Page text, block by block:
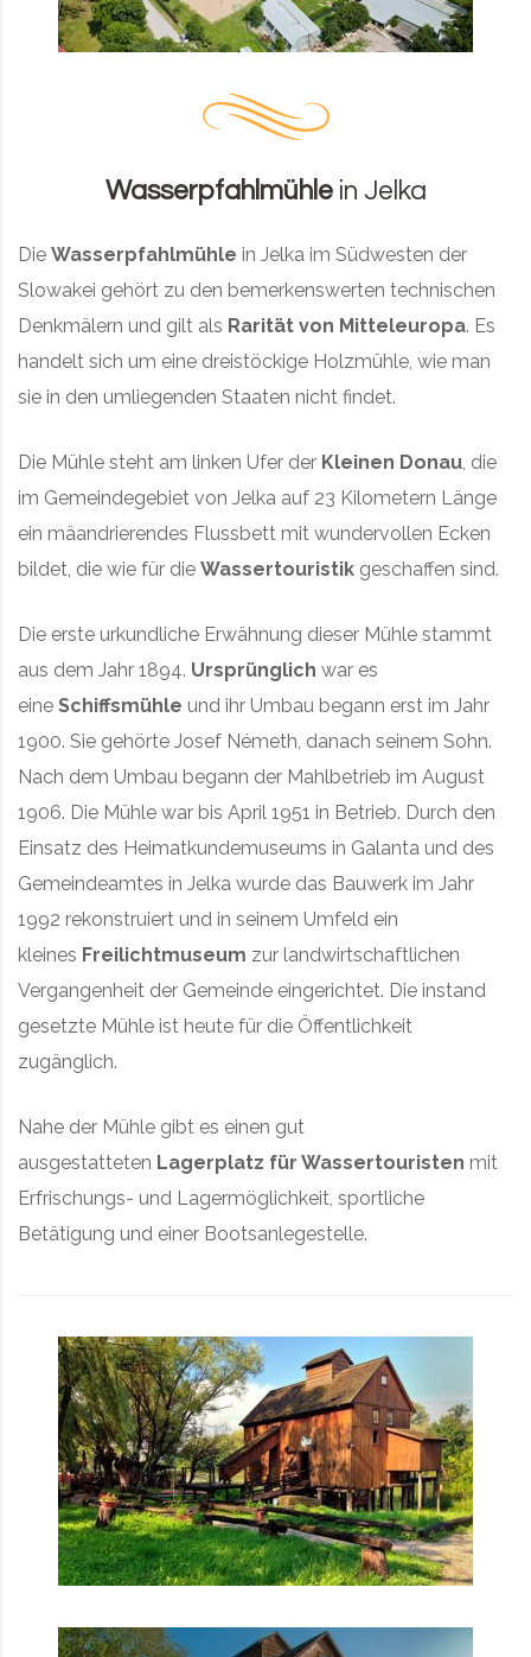
Wasserpfahlmühlein Jelka
Die Wasserpfahlmühle in Jelka im Südwesten der
Slowakei gehört zu den bemerkenswerten technischen
Denkmälern und gilt als Rarität von Mitteleuropa. Es
handelt sich um eine dreistöckige Holzmühle, wie man
sie in den umliegenden Staaten nicht findet.
Die Mühle steht am linken Ufer der Kleinen Donau, die
im Gemeindegebiet von Jelka auf 23 Kilometern Länge
ein mäandrierendes Flussbett mit wundervollen Ecken
bildet, die wie für die Wassertouristik geschaffen sind.
Die erste urkundliche Erwähnung dieser Mühle stammt
aus dem Jahr 1894. Ursprünglich war es
eine Schiffsmühle und ihr Umbau begann erst im Jahr
1900. Sie gehörte Josef Németh, danach seinem Sohn.
Nach dem Umbau begann der Mahlbetrieb im August
1906. Die Mühle war bis April 1951 in Betrieb. Durch den
Einsatz des Heimatkundemuseums in Galanta und des
Gemeindeamtes in Jelka wurde das Bauwerk im Jahr
1992 rekonstruiert und in seinem Umfeld ein
kleines Freilichtmuseum zur landwirtschaftlichen
Vergangenheit der Gemeinde eingerichtet. Die instand
gesetzte Mühle ist heute für die Öffentlichkeit
zugänglich.
Nahe der Mühle gibt es einen gut
ausgestatteten Lagerplatz für Wassertouristen mit
Erfrischungs- und Lagermöglichkeit, sportliche
Betätigung und einer Bootsanlegestelle.